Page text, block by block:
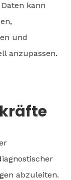
kann
und
anzupassen.
abzuleiten.